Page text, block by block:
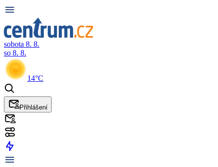
sobota 8. 8.
so 8. 8.
14°C
Přihlášení